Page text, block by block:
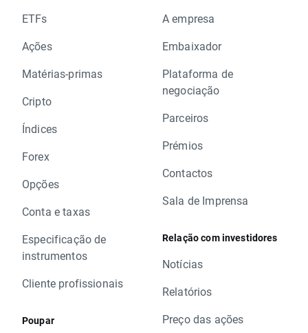
ETFs
Ações
Matérias-primas
Cripto
Índices
Forex
Opções
Conta e taxas
Especificação de
instrumentos
Cliente profissionais
Poupar
A empresa
Embaixador
Plataforma de
negociação
Parceiros
Prémios
Contactos
Sala de Imprensa
Relação com investidores
Notícias
Relatórios
Preço das ações